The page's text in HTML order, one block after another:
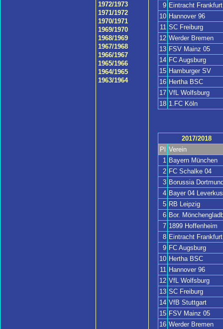
9 Eintracht Frankfurt
10 Hannover 96
11 SC Freiburg
12 Werder Bremen
13 FSV Mainz 05
14 FC Augsburg
15 Hamburger SV
16 Hertha BSC
17 VfL Wolfsburg
18 1.FC Köln
2017/2018
Pl
Verein
1 Bayern München
2 FC Schalke 04
3 Borussia
4 Bayer 04
5 RB Leipzig
6 Bor.
7 1899 Hoffenheim
8 Eintracht Frankfurt
9 FC Augsburg
10 Hertha BSC
11 Hannover 96
12 VfL Wolfsburg
13 SC Freiburg
14 VfB Stuttgart
15 FSV Mainz 05
16 Werder Bremen
1972/1973
1971/1972
1970/1971
1969/1970
1968/1969
1967/1968
1966/1967
1965/1966
1964/1965
1963/1964